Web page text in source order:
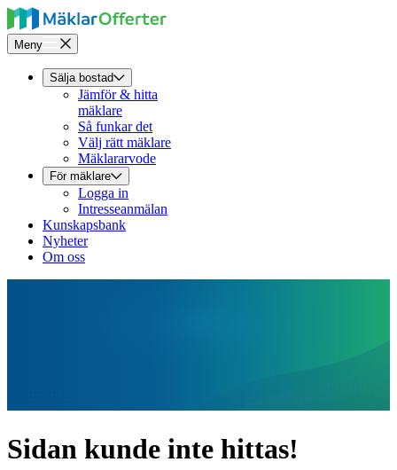
Meny
Sälja bostad
Jämför & hitta
mäklare
Så funkar det
Välj rätt mäklare
Mäklararvode
För mäklare
Logga in
Intresseanmälan
Kunskapsbank
Nyheter
Om oss
Sidan kunde inte hittas!